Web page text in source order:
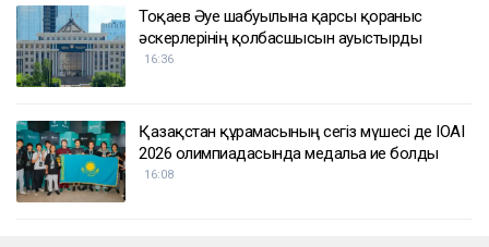
Тоқаев Әуе шабуылына қарсы қорғаныс
әскерлерінің қолбасшысын ауыстырды
16:36
Қазақстан құрамасының сегіз мүшесі де IOAI
2026 олимпиадасында медальға ие болды
16:08